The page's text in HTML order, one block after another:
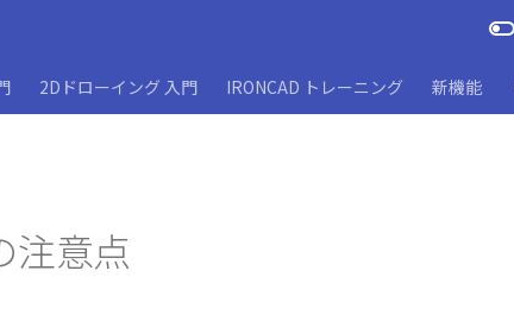
2Dドローイング 入門 IRONCAD トレーニング 新機能
注意点